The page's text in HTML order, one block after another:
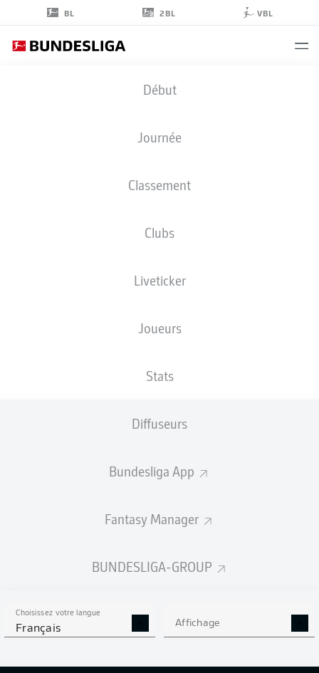
BL 2BL VBL
Début
Journée
Classement
Clubs
Liveticker
Joueurs
Stats
Diffuseurs
Bundesliga App
Fantasy Manager
BUNDESLIGA-GROUP
Choisissez votre langue
Français Affichage
STATS DE LA SAISON
2022/2023
BUTS PENALTIES